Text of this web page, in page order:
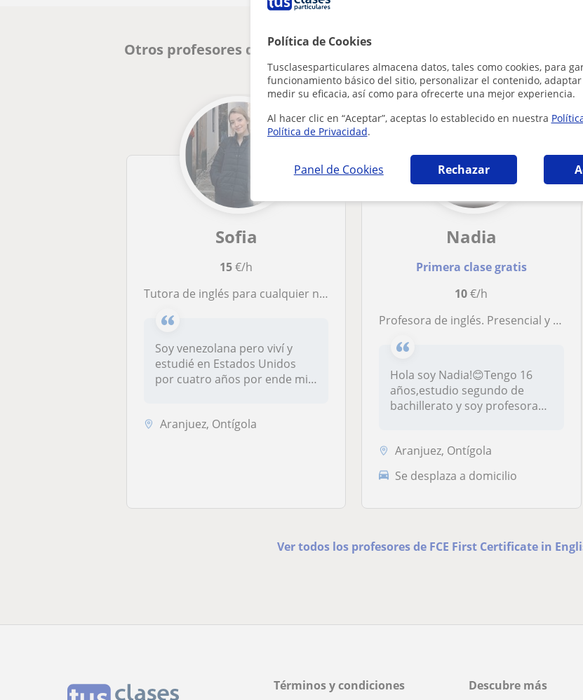
Política de Cookies
Tusclasesparticulares almacena datos, tales como cookies, para
funcionamiento básico del sitio, personalizar el contenido,
medir su eficacia, así como para ofrecerte una mejor experiencia.
Al hacer clic en “Aceptar”, aceptas lo establecido en nuestra
Política de Privacidad.
Panel de Cookies Rechazar
Otros profesores de FCE First Certificate in English en Aranjuez
Sofia
15€/h
Tutora de inglés para cualquier nivel de conocimiento
Soy venezolana pero viví y
estudié en Estados Unidos
por cuatro años por ende mi
Aranjuez, Ontígola
Nadia
Primera clase gratis
10€/h
Profesora de inglés. Presencial y online
Hola soy Nadia!😊Tengo 16
años,estudio segundo de
bachillerato y soy profesora
Aranjuez, Ontígola
Se desplaza a domicilio
Ver todos los profesores de FCE First Certificate in
Términos y condiciones
Descubre más